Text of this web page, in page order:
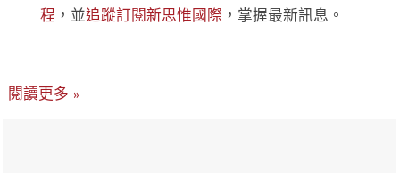
程 ，並追蹤訂閱新思惟國際 ，掌握最新訊息。
閱讀更多 »